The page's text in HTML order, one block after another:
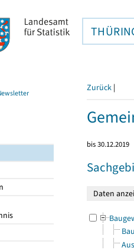
Zurück |
bis 30.12.2019